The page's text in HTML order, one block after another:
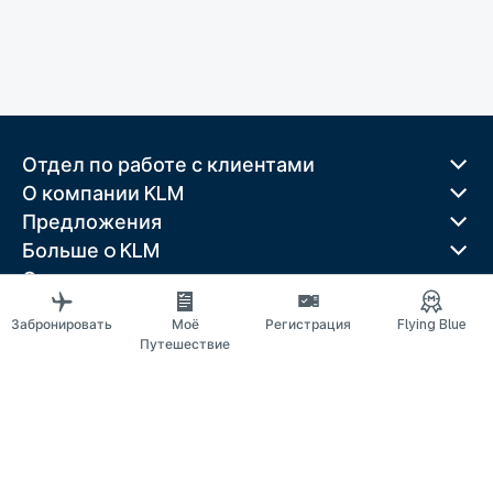
Отдел по работе с клиентами
О компании KLM
Предложения
Больше o KLM
Скачать приложение
Связанные веб-сайты
Путеводители
Забронировать
Моё
Путешествие
Регистрация Flying Blue